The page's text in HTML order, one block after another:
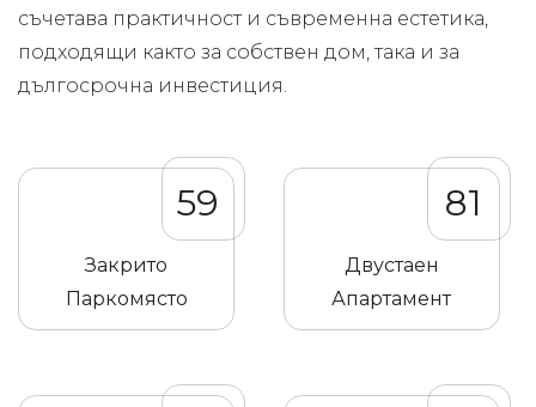
съчетава практичност и съвременна естетика,
подходящи както за собствен дом, така и за
дългосрочна инвестиция.
59
Закрито
Паркомясто
81
Двустаен
Апартамент